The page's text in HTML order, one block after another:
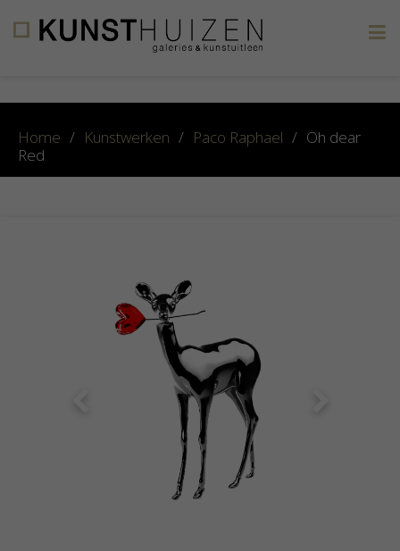
Home / Kunstwerken / Paco Raphael / Oh dear
Red